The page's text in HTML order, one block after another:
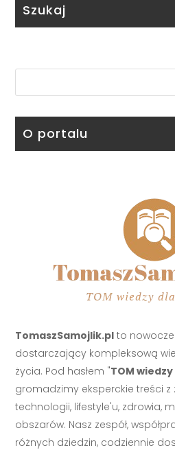
Szukaj
O portalu
TomaszSamojlik.pl to
dostarczający kompleksową
życia. Pod hasłem "TOM
gromadzimy eksperckie treści z
technologii, lifestyle'u, zdrowia,
obszarów. Nasz zespół,
różnych dziedzin, codziennie